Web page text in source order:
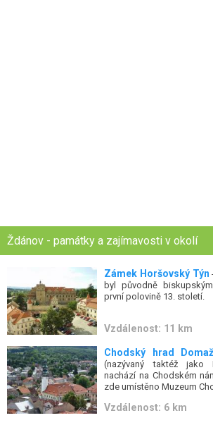
Ždánov - památky a zajímavosti v okolí
Zámek Horšovský Týn
byl původně
první polovině 13. století.
Vzdálenost: 11 km
Chodský hrad
(nazývaný taktéž jako
nachází na Chodském
zde umístěno Muzeum
Vzdálenost: 6 km